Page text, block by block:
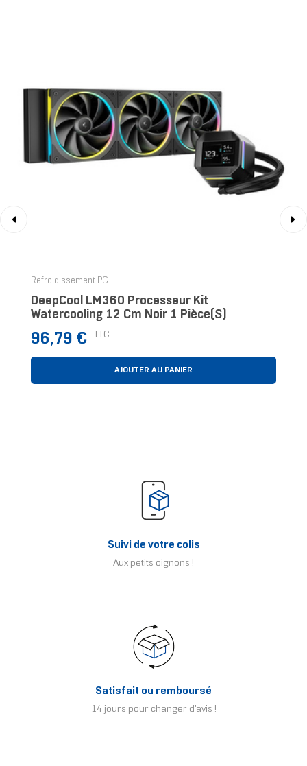
Refroidissement PC
DeepCool LM360 Processeur Kit
Watercooling 12 Cm Noir 1 Pièce(s)
Prix
96,79 € TTC
AJOUTER AU PANIER
Suivi de votre colis
Aux petits oignons !
Satisfait ou remboursé
14 jours pour changer d'avis !